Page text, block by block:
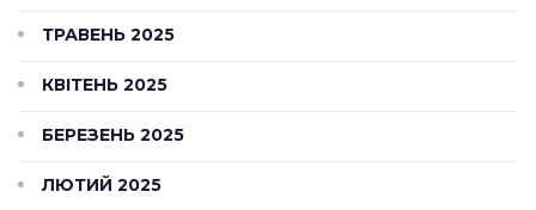
ТРАВЕНЬ 2025
КВІТЕНЬ 2025
БЕРЕЗЕНЬ 2025
ЛЮТИЙ 2025